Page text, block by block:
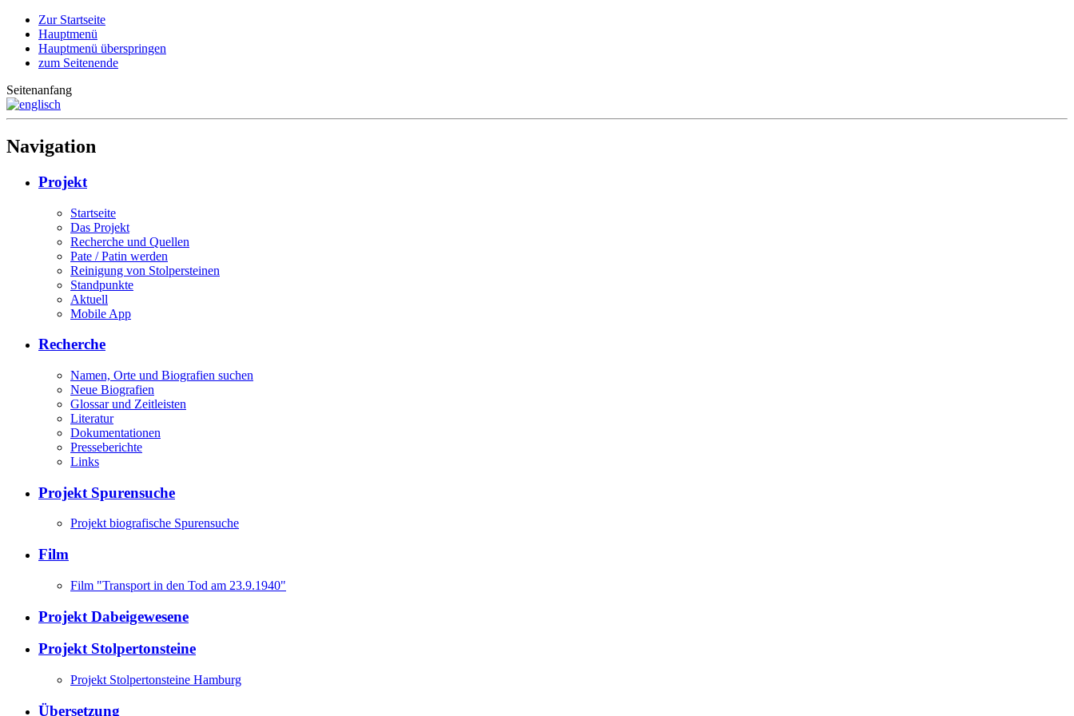
Zur Startseite
Hauptmenü
Hauptmenü überspringen
zum Seitenende
Seitenanfang
Navigation
Projekt
Startseite
Das Projekt
Recherche und Quellen
Pate / Patin werden
Reinigung von Stolpersteinen
Standpunkte
Aktuell
Mobile App
Recherche
Namen, Orte und Biografien suchen
Neue Biografien
Glossar und Zeitleisten
Literatur
Dokumentationen
Presseberichte
Links
Projekt Spurensuche
Projekt biografische Spurensuche
Film
Film "Transport in den Tod am 23.9.1940"
Projekt Dabeigewesene
Projekt Stolpertonsteine
Projekt Stolpertonsteine Hamburg
Übersetzung